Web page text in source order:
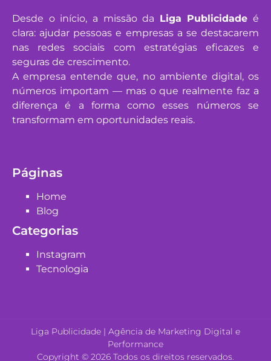
Desde o início, a missão da Liga Publicidade é
clara: ajudar pessoas e empresas a se destacarem
nas redes sociais com estratégias eficazes e
seguras de crescimento.
A empresa entende que, no ambiente digital, os
números importam — mas o que realmente faz a
diferença é a forma como esses números se
transformam em oportunidades reais.
Páginas
Home
Blog
Categorias
Instagram
Tecnologia
Liga Publicidade | Agência de Marketing Digital e
Performance
Copyright © 2026 Todos os direitos reservados.